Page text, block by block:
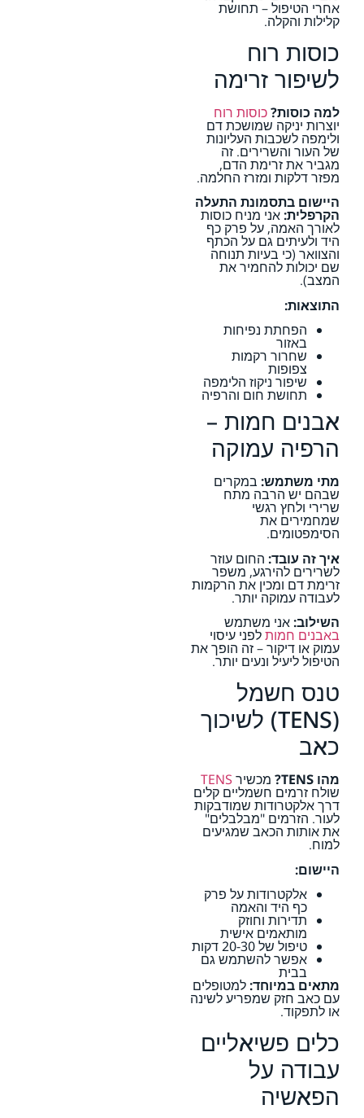
אחרי הטיפול – תחושת
קלילות והקלה.
כוסות רוח
לשיפור זרימה
למה כוסות?כוסות רוח
יוצרות יניקה שמושכת דם
ולימפה לשכבות העליונות
של העור והשרירים. זה
מגביר את זרימת הדם,
מפזר דלקות ומזרז החלמה.
היישום בתסמונת התעלה
הקרפלית:אני מניח כוסות
לאורך האמה, על פרק כף
היד ולעיתים גם על הכתף
והצוואר (כי בעיות תנוחה
שם יכולות להחמיר את
המצב).
התוצאות:
הפחתת נפיחות
באזור
שחרור רקמות
צפופות
שיפור ניקוז הלימפה
תחושת חום והרפיה
אבנים חמות –
הרפיה עמוקה
מתי משתמש: במקרים
שבהם יש הרבה מתח
שרירי ולחץ רגשי
שמחמירים את
הסימפטומים.
איך זה עובד: החום עוזר
לשרירים להירגע, משפר
זרימת דם ומכין את הרקמות
לעבודה עמוקה יותר.
השילוב:אני משתמש
באבנים חמותלפני עיסוי
עמוק או דיקור – זה הופך את
הטיפול ליעיל ונעים יותר.
טנס חשמל
(TENS) לשיכוך
כאב
מהו TENS? מכשיר TENS
שולח זרמים חשמליים קלים
דרך אלקטרודות שמודבקות
לעור. הזרמים "מבלבלים"
את אותות הכאב שמגיעים
למוח.
היישום:
אלקטרודות על פרק
כף היד והאמה
תדירות וחוזק
מותאמים אישית
טיפול של 20-30 דקות
אפשר להשתמש גם
בבית
מתאים במיוחד:למטופלים
עם כאב חזק שמפריע לשינה
או לתפקוד.
כלים פשיאליים
עבודה על
הפאשיה